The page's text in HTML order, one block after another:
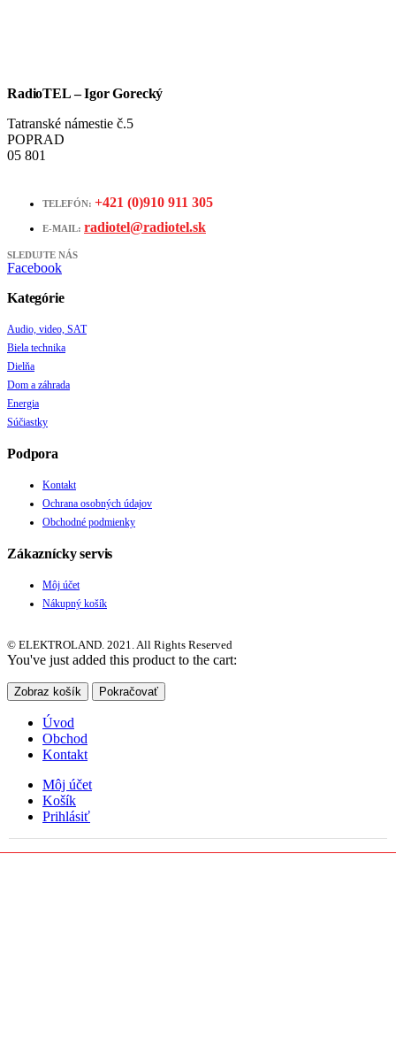
RadioTEL – Igor Gorecký
Tatranské námestie č.5
POPRAD
05 801
TELEFÓN: +421 (0)910 911 305
E-MAIL: radiotel@radiotel.sk
SLEDUJTE NÁS
Facebook
Kategórie
Audio, video, SAT
Biela technika
Dielňa
Dom a záhrada
Energia
Súčiastky
Podpora
Kontakt
Ochrana osobných údajov
Obchodné podmienky
Zákaznícky servis
Môj účet
Nákupný košík
© ELEKTROLAND. 2021. All Rights Reserved
You've just added this product to the cart:
Zobraz košík Pokračovať
Úvod
Obchod
Kontakt
Môj účet
Košík
Prihlásiť